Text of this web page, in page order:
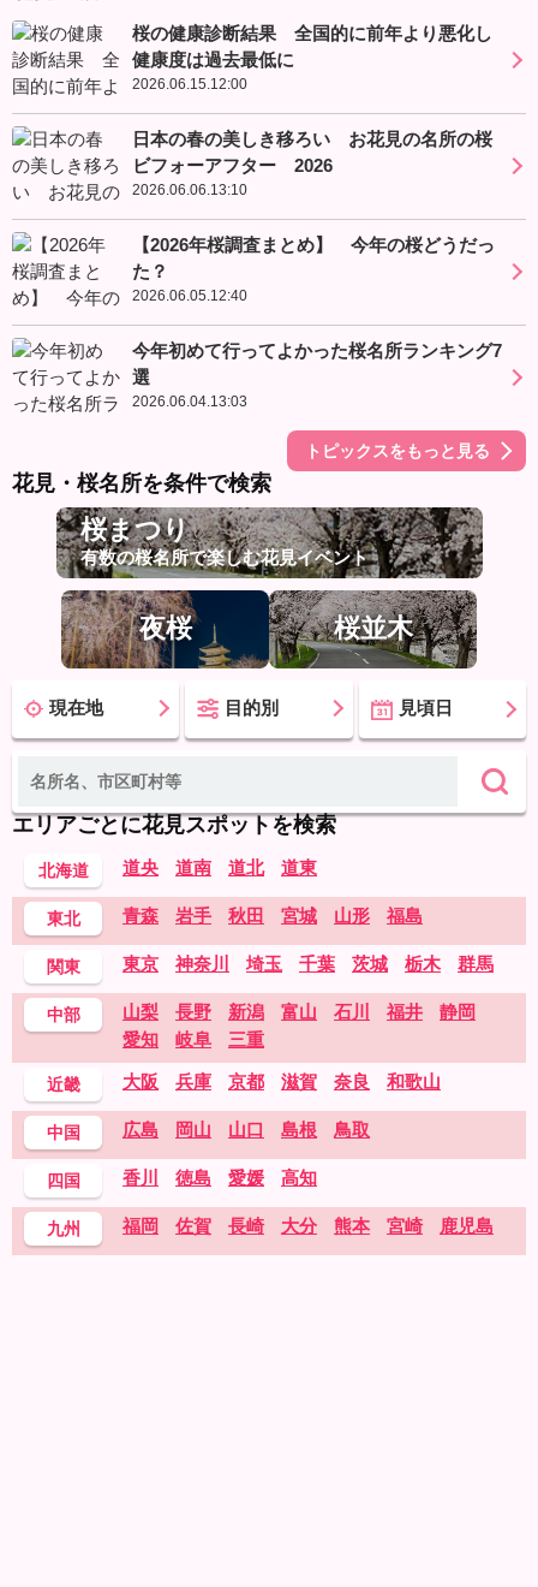
桜の健康診断結果 全国的に前年より悪化し
健康度は過去最低に
2026.06.15.12:00
日本の春の美しき移ろい お花見の名所の桜
ビフォーアフター 2026
2026.06.06.13:10
【2026年桜調査まとめ】 今年の桜どうだっ
た？
2026.06.05.12:40
今年初めて行ってよかった桜名所ランキング7
選
2026.06.04.13:03
トピックスをもっと見る
花見・桜名所を条件で検索
桜まつり
有数の桜名所で楽しむ花見イベント
夜桜 桜並木
現在地 目的別 見頃日
エリアごとに花見スポットを検索
北海道 道央 道南 道北 道東
東北 青森 岩手 秋田 宮城 山形 福島
関東 東京 神奈川 埼玉 千葉 茨城 栃木 群馬
中部 山梨 長野 新潟 富山 石川 福井
静岡
愛知
岐阜 三重
近畿 大阪 兵庫 京都 滋賀 奈良 和歌山
中国 広島 岡山 山口 島根 鳥取
四国 香川 徳島 愛媛 高知
九州 福岡 佐賀 長崎 大分 熊本 宮崎 鹿児島